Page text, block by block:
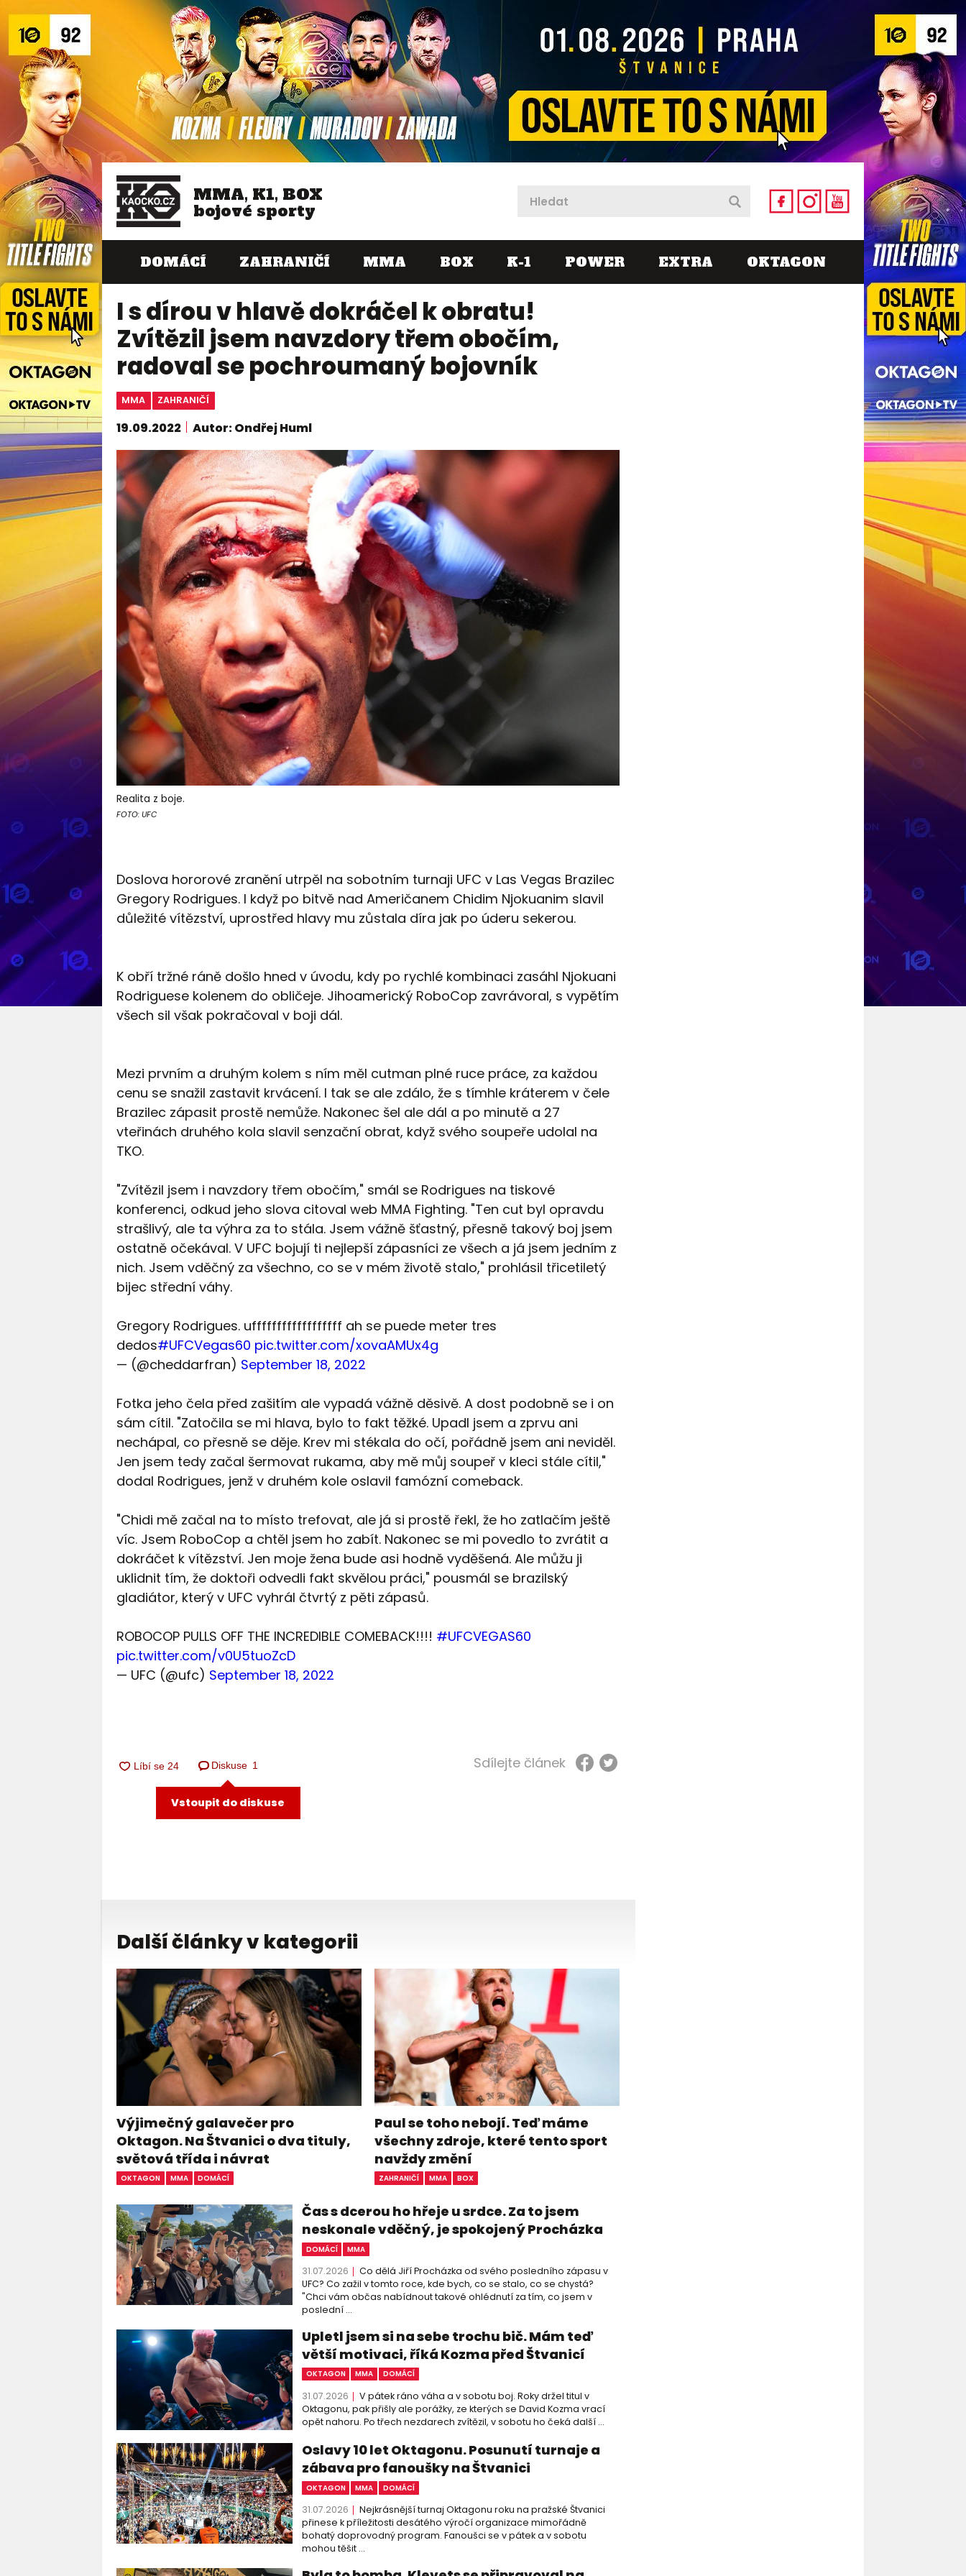
MMA, K1, BOX
bojové sporty
DOMÁCÍ ZAHRANIČÍ MMA BOX K-1 POWER EXTRA OKTAGON
I s dírou v hlavě dokráčel k obratu!
Zvítězil jsem navzdory třem obočím,
radoval se pochroumaný bojovník
MMA ZAHRANIČÍ
19.09.2022 Autor: Ondřej Huml
Realita z boje.
FOTO: UFC
Doslova hororové zranění utrpěl na sobotním turnaji UFC v Las Vegas Brazilec
Gregory Rodrigues. I když po bitvě nad Američanem Chidim Njokuanim slavil
důležité vítězství, uprostřed hlavy mu zůstala díra jak po úderu sekerou.
K obří tržné ráně došlo hned v úvodu, kdy po rychlé kombinaci zasáhl Njokuani
Rodriguese kolenem do obličeje. Jihoamerický RoboCop zavrávoral, s vypětím
všech sil však pokračoval v boji dál.
Mezi prvním a druhým kolem s ním měl cutman plné ruce práce, za každou
cenu se snažil zastavit krvácení. I tak se ale zdálo, že s tímhle kráterem v čele
Brazilec zápasit prostě nemůže. Nakonec šel ale dál a po minutě a 27
vteřinách druhého kola slavil senzační obrat, když svého soupeře udolal na
TKO.
"Zvítězil jsem i navzdory třem obočím," smál se Rodrigues na tiskové
konferenci, odkud jeho slova citoval web MMA Fighting. "Ten cut byl opravdu
strašlivý, ale ta výhra za to stála. Jsem vážně šťastný, přesně takový boj jsem
ostatně očekával. V UFC bojují ti nejlepší zápasníci ze všech a já jsem jedním z
nich. Jsem vděčný za všechno, co se v mém životě stalo," prohlásil třicetiletý
bijec střední váhy.
Gregory Rodrigues. uffffffffffffffffff ah se puede meter tres
dedos#UFCVegas60 pic.twitter.com/xovaAMUx4g
— (@cheddarfran) September 18, 2022
Fotka jeho čela před zašitím ale vypadá vážně děsivě. A dost podobně se i on
sám cítil. "Zatočila se mi hlava, bylo to fakt těžké. Upadl jsem a zprvu ani
nechápal, co přesně se děje. Krev mi stékala do očí, pořádně jsem ani neviděl.
Jen jsem tedy začal šermovat rukama, aby mě můj soupeř v kleci stále cítil,"
dodal Rodrigues, jenž v druhém kole oslavil famózní comeback.
"Chidi mě začal na to místo trefovat, ale já si prostě řekl, že ho zatlačím ještě
víc. Jsem RoboCop a chtěl jsem ho zabít. Nakonec se mi povedlo to zvrátit a
dokráčet k vítězství. Jen moje žena bude asi hodně vyděšená. Ale můžu ji
uklidnit tím, že doktoři odvedli fakt skvělou práci," pousmál se brazilský
gladiátor, který v UFC vyhrál čtvrtý z pěti zápasů.
ROBOCOP PULLS OFF THE INCREDIBLE COMEBACK!!!! #UFCVEGAS60
pic.twitter.com/v0U5tuoZcD
— UFC (@ufc) September 18, 2022
Diskuse 1
Vstoupit do diskuse
Sdílejte článek
Další články v kategorii
Výjimečný galavečer pro
Oktagon. Na Štvanici o dva tituly,
světová třída i návrat
OKTAGON MMA DOMÁCÍ
Paul se toho nebojí. Teď máme
všechny zdroje, které tento sport
navždy změní
ZAHRANIČÍ MMA BOX
Čas s dcerou ho hřeje u srdce. Za to jsem
neskonale vděčný, je spokojený Procházka
DOMÁCÍ MMA
31.07.2026
Co dělá Jiří Procházka od svého posledního zápasu v
UFC? Co zažil v tomto roce, kde bych, co se stalo, co se chystá?
"Chci vám občas nabídnout takové ohlédnutí za tím, co jsem v
poslední ...
Upletl jsem si na sebe trochu bič. Mám teď
větší motivaci, říká Kozma před Štvanicí
OKTAGON MMA DOMÁCÍ
31.07.2026
V pátek ráno váha a v sobotu boj. Roky držel titul v
Oktagonu, pak přišly ale porážky, ze kterých se David Kozma vrací
opět nahoru. Po třech nezdarech zvítězil, v sobotu ho čeká další ...
Oslavy 10 let Oktagonu. Posunutí turnaje a
zábava pro fanoušky na Štvanici
OKTAGON MMA DOMÁCÍ
31.07.2026
Nejkrásnější turnaj Oktagonu roku na pražské Štvanici
přinese k příležitosti desátého výročí organizace mimořádně
bohatý doprovodný program. Fanoušci se v pátek a v sobotu
mohou těšit ...